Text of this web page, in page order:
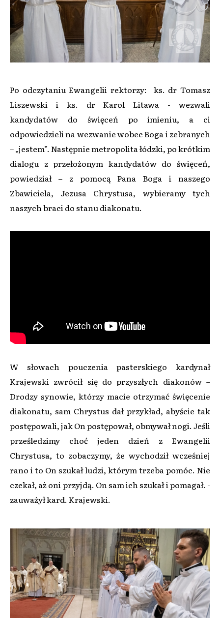
Po odczytaniu Ewangelii rektorzy: ks. dr Tomasz
Liszewski i ks. dr Karol Litawa - wezwali
kandydatów do święceń po imieniu, a ci
odpowiedzieli na wezwanie wobec Boga i zebranych
– „jestem”. Następnie metropolita łódzki, po krótkim
dialogu z przełożonym kandydatów do święceń,
powiedział – z pomocą Pana Boga i naszego
Zbawiciela, Jezusa Chrystusa, wybieramy tych
naszych braci do stanu diakonatu.
W słowach pouczenia pasterskiego kardynał
Krajewski zwrócił się do przyszłych diakonów –
Drodzy synowie, którzy macie otrzymać święcenie
diakonatu, sam Chrystus dał przykład, abyście tak
postępowali, jak On postępował, obmywał nogi. Jeśli
prześledzimy choć jeden dzień z Ewangelii
Chrystusa, to zobaczymy, że wychodził wcześniej
rano i to On szukał ludzi, którym trzeba pomóc. Nie
czekał, aż oni przyjdą. On sam ich szukał i pomagał. -
zauważył kard. Krajewski.